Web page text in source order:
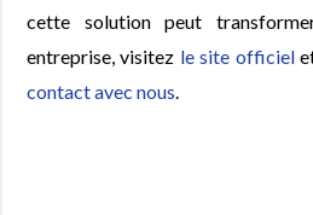
cette solution peut
entreprise, visitez le site officiel
contact avec nous.